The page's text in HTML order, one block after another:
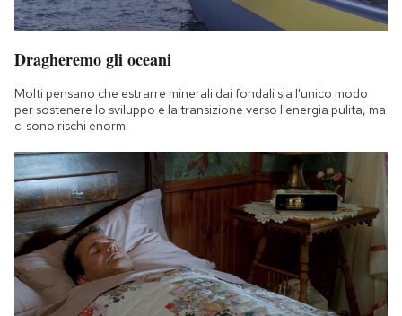
Dragheremo gli oceani
Molti pensano che estrarre minerali dai fondali sia l'unico modo
per sostenere lo sviluppo e la transizione verso l'energia pulita, ma
ci sono rischi enormi